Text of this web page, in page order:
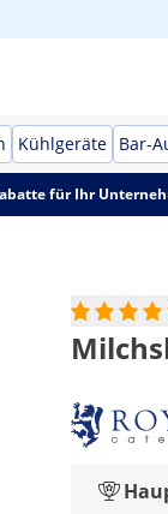
Kühlgeräte Bar-
für Ihr